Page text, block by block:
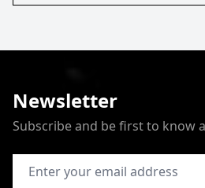
Newsletter
Subscribe and be first to know
Email Address